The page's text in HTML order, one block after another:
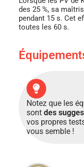
des 25 %, sa
pendant 15 s. Cet
toutes les 60 s.
Notez que les
sont des
vos propres
vous semble !